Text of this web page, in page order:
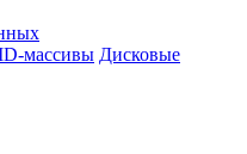
Дисковые